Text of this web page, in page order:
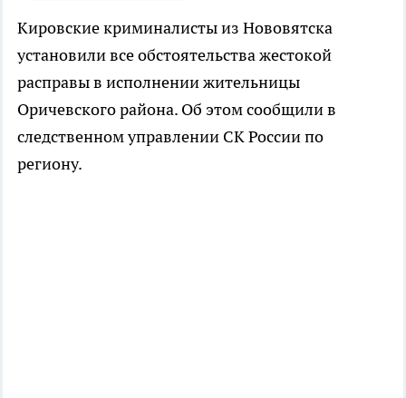
Кировские криминалисты из Нововятска
установили все обстоятельства жестокой
расправы в исполнении жительницы
Оричевского района. Об этом сообщили в
следственном управлении СК России по
региону.